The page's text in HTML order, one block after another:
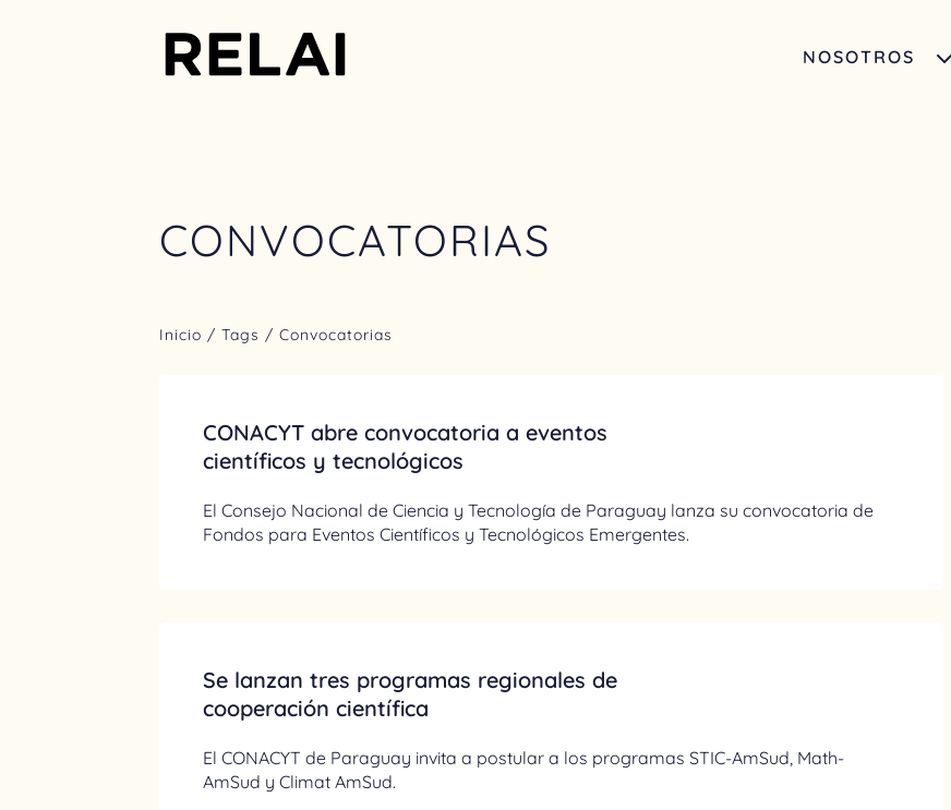
NOSOTROS
CONVOCATORIAS
Inicio / Tags / Convocatorias
CONACYT abre convocatoria a eventos
científicos y tecnológicos
El Consejo Nacional de Ciencia y Tecnología de Paraguay lanza su convocatoria de
Fondos para Eventos Científicos y Tecnológicos Emergentes.
Se lanzan tres programas regionales de
cooperación científica
El CONACYT de Paraguay invita a postular a los programas STIC-AmSud, Math-
AmSud y Climat AmSud.